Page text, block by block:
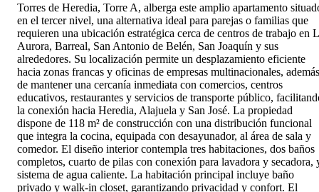
Torres de Heredia, Torre A, alberga este amplio apartamento
en el tercer nivel, una alternativa ideal para parejas o familias que
requieren una ubicación estratégica cerca de centros de trabajo en
Aurora, Barreal, San Antonio de Belén, San Joaquín y sus
alrededores. Su localización permite un desplazamiento eficiente
hacia zonas francas y oficinas de empresas multinacionales, además
de mantener una cercanía inmediata con comercios, centros
educativos, restaurantes y servicios de transporte público,
la conexión hacia Heredia, Alajuela y San José. La propiedad
dispone de 118 m² de construcción con una distribución funcional
que integra la cocina, equipada con desayunador, al área de sala y
comedor. El diseño interior contempla tres habitaciones, dos baños
completos, cuarto de pilas con conexión para lavadora y secadora,
sistema de agua caliente. La habitación principal incluye baño
privado y walk-in closet, garantizando privacidad y confort. El